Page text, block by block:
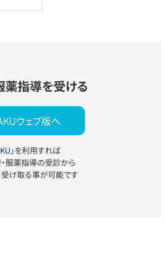
薬指導を受ける
ウェブ版へ
」を利用すれば
服薬指導の受診から
け取る事が可能です